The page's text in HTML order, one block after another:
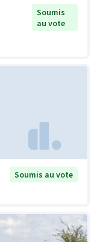
Soumis
au vote
Soumis au vote